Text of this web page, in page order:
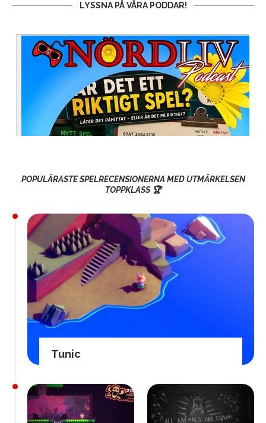
LYSSNA PÅ VÅRA PODDAR!
POPULÄRASTE SPELRECENSIONERNA MED UTMÄRKELSEN
TOPPKLASS 🏆
Tunic